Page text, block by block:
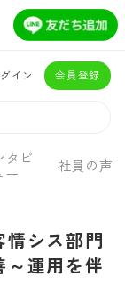
イン 会員登録
タビ
ー
社員の声
情シス部門
～運用を伴